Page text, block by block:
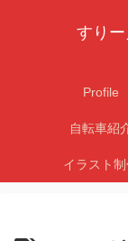
すり
Profile
自転車紹
イラスト